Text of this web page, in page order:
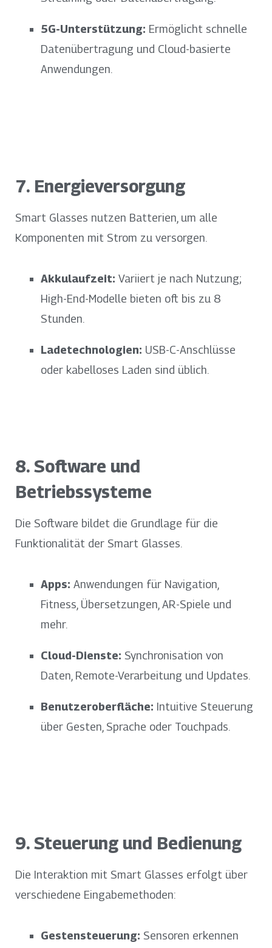
5G-Unterstützung: Ermöglicht schnelle
Datenübertragung und Cloud-basierte
Anwendungen.
7. Energieversorgung
Smart Glasses nutzen Batterien, um alle
Komponenten mit Strom zu versorgen.
Akkulaufzeit: Variiert je nach Nutzung;
High-End-Modelle bieten oft bis zu 8
Stunden.
Ladetechnologien: USB-C-Anschlüsse
oder kabelloses Laden sind üblich.
8. Software und
Betriebssysteme
Die Software bildet die Grundlage für die
Funktionalität der Smart Glasses.
Apps: Anwendungen für Navigation,
Fitness, Übersetzungen, AR-Spiele und
mehr.
Cloud-Dienste: Synchronisation von
Daten, Remote-Verarbeitung und Updates.
Benutzeroberfläche: Intuitive Steuerung
über Gesten, Sprache oder Touchpads.
9. Steuerung und Bedienung
Die Interaktion mit Smart Glasses erfolgt über
verschiedene Eingabemethoden:
Gestensteuerung: Sensoren erkennen